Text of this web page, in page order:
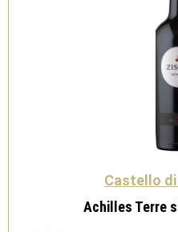
Castello
Achilles Terre